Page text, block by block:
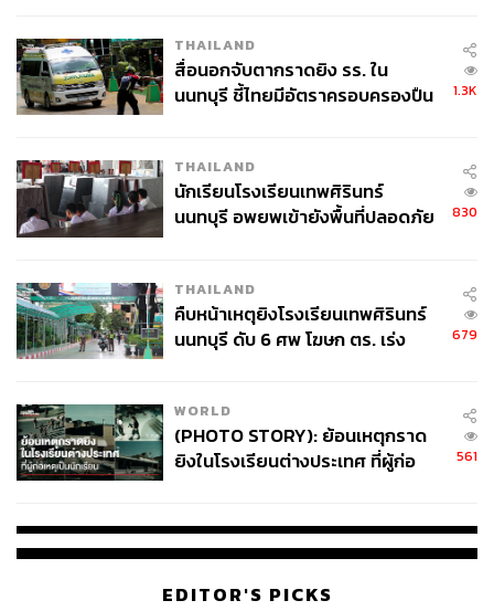
THAILAND
สื่อนอกจับตากราดยิง รร. ใน
นนทบุรี ชี้ไทยมีอัตราครอบครองปืน
1.3K
THAILAND
นักเรียนโรงเรียนเทพศิรินทร์
นนทบุรี อพยพเข้ายังพื้นที่ปลอดภัย
830
THAILAND
คืบหน้าเหตุยิงโรงเรียนเทพศิรินทร์
นนทบุรี ดับ 6 ศพ โฆษก ตร. เร่ง
679
WORLD
(PHOTO STORY): ย้อนเหตุกราด
ยิงในโรงเรียนต่างประเทศ ที่ผู้ก่อ
561
EDITOR'S PICKS